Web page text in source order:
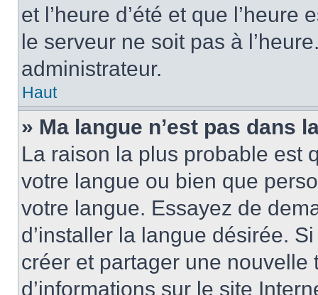
et l’heure d’été et que
le serveur ne soit pas à
administrateur.
Haut
» Ma langue n’est pas dans
La raison la plus probable est
votre langue ou bien que
votre langue. Essayez de
d’installer la langue désirée.
créer et partager une
d’informations sur le site